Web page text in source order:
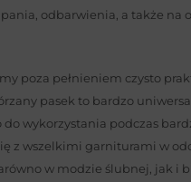
odbarwienia, a także na
poza pełnieniem czysto
pasek to bardzo
wykorzystania podczas
z wszelkimi garniturami w
w modzie ślubnej, jak i